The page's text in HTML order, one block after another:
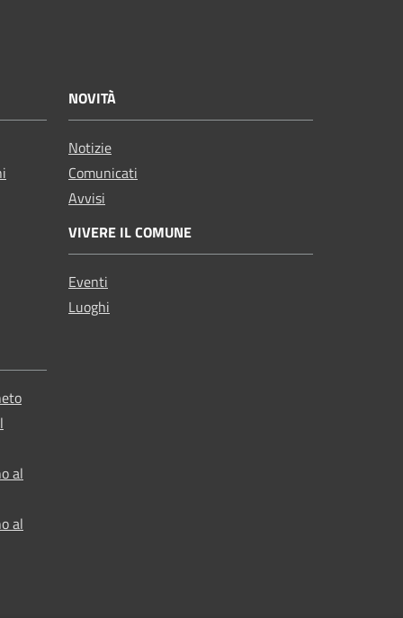
NOVITÀ
Notizie
Comunicati
Avvisi
VIVERE IL COMUNE
Eventi
Luoghi
al
al